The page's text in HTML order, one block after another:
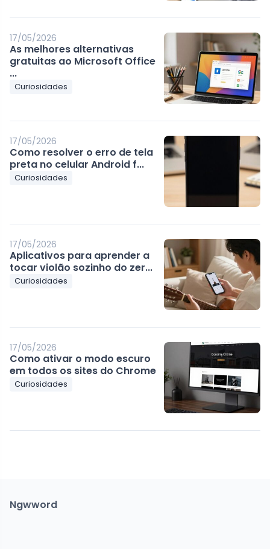
17/05/2026
As melhores alternativas
gratuitas ao Microsoft Office
...
Curiosidades
17/05/2026
Como resolver o erro de tela
preta no celular Android f...
Curiosidades
17/05/2026
Aplicativos para aprender a
tocar violão sozinho do zer...
Curiosidades
17/05/2026
Como ativar o modo escuro
em todos os sites do Chrome
Curiosidades
Ngwword